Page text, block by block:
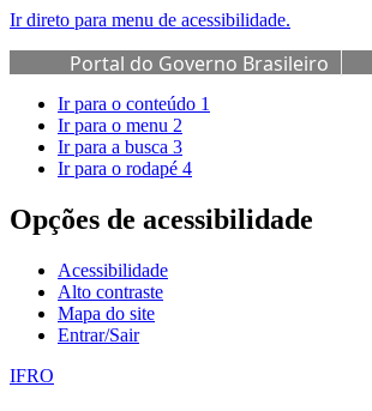
Ir direto para menu de acessibilidade.
Portal do Governo Brasileiro
Ir para o conteúdo 1
Ir para o menu 2
Ir para a busca 3
Ir para o rodapé 4
Opções de acessibilidade
Acessibilidade
Alto contraste
Mapa do site
Entrar/Sair
IFRO